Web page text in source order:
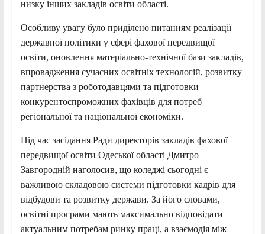
низку інших закладів освіти області.
Особливу увагу було приділено питанням реалізації
державної політики у сфері фахової передвищої
освіти, оновлення матеріально-технічної бази закладів,
впровадження сучасних освітніх технологій, розвитку
партнерства з роботодавцями та підготовки
конкурентоспроможних фахівців для потреб
регіональної та національної економіки.
Під час засідання Ради директорів закладів фахової
передвищої освіти Одеської області Дмитро
Завгородній наголосив, що коледжі сьогодні є
важливою складовою системи підготовки кадрів для
відбудови та розвитку держави. За його словами,
освітні програми мають максимально відповідати
актуальним потребам ринку праці, а взаємодія між